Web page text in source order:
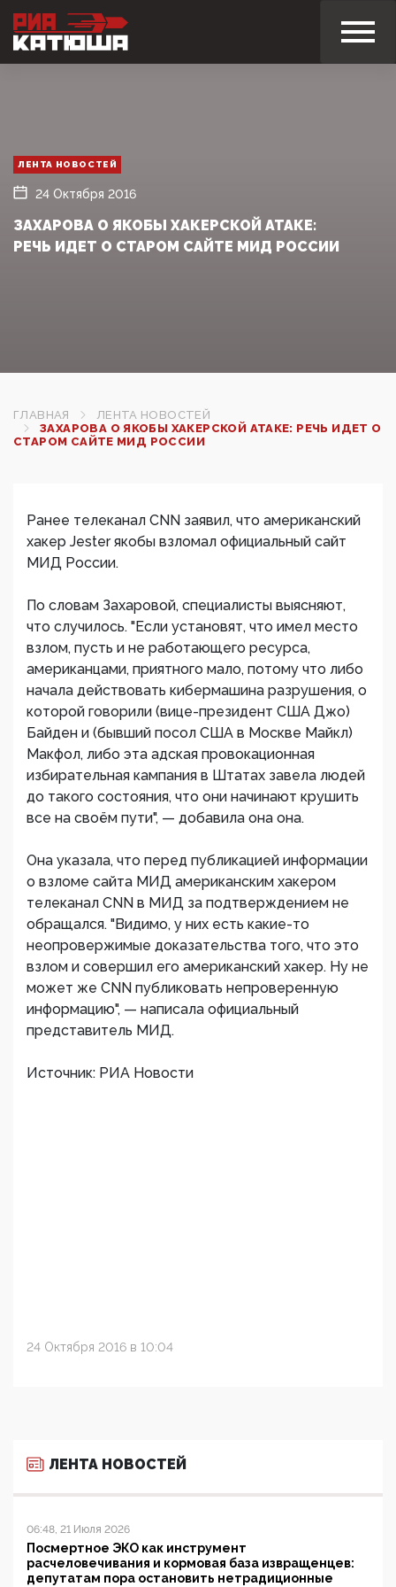
ЛЕНТА НОВОСТЕЙ
24 Октября 2016
ЗАХАРОВА О ЯКОБЫ ХАКЕРСКОЙ АТАКЕ:
РЕЧЬ ИДЕТ О СТАРОМ САЙТЕ МИД РОССИИ
ГЛАВНАЯ
ЛЕНТА НОВОСТЕЙ
ЗАХАРОВА О ЯКОБЫ ХАКЕРСКОЙ АТАКЕ: РЕЧЬ ИДЕТ О
СТАРОМ САЙТЕ МИД РОССИИ
Ранее телеканал CNN заявил, что американский
хакер Jester якобы взломал официальный сайт
МИД России.
По словам Захаровой, специалисты выясняют,
что случилось. "Если установят, что имел место
взлом, пусть и не работающего ресурса,
американцами, приятного мало, потому что либо
начала действовать кибермашина разрушения, о
которой говорили (вице-президент США Джо)
Байден и (бывший посол США в Москве Майкл)
Макфол, либо эта адская провокационная
избирательная кампания в Штатах завела людей
до такого состояния, что они начинают крушить
все на своём пути", — добавила она она.
Она указала, что перед публикацией информации
о взломе сайта МИД американским хакером
телеканал CNN в МИД за подтверждением не
обращался. "Видимо, у них есть какие-то
неопровержимые доказательства того, что это
взлом и совершил его американский хакер. Ну не
может же CNN публиковать непроверенную
информацию", — написала официальный
представитель МИД.
Источник: РИА Новости
24 Октября 2016 в 10:04
ЛЕНТА НОВОСТЕЙ
06:48, 21 Июля 2026
Посмертное ЭКО как инструмент
расчеловечивания и кормовая база извращенцев:
депутатам пора остановить нетрадиционные